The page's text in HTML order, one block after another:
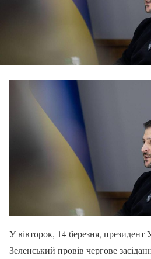
У вівторок, 14 березня,
Зеленський провів чергове